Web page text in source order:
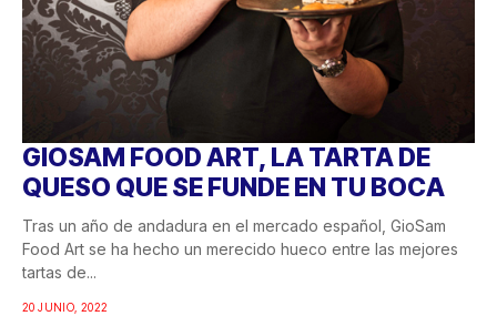
GIOSAM FOOD ART, LA TARTA DE
QUESO QUE SE FUNDE EN TU BOCA
Tras un año de andadura en el mercado español, GioSam
Food Art se ha hecho un merecido hueco entre las mejores
tartas de...
20 JUNIO, 2022